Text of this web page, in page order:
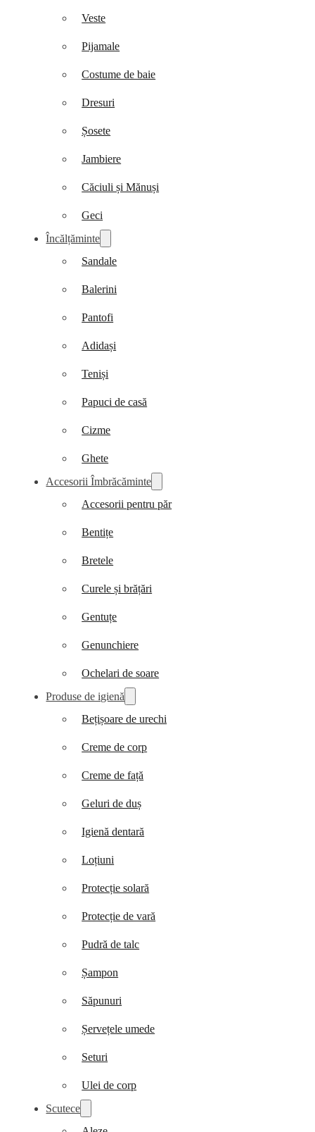
Veste
Pijamale
Costume de baie
Dresuri
Șosete
Jambiere
Căciuli și Mănuși
Geci
Încălțăminte
Sandale
Balerini
Pantofi
Adidași
Teniși
Papuci de casă
Cizme
Ghete
Accesorii Îmbrăcăminte
Accesorii pentru păr
Bentițe
Bretele
Curele și brățări
Gentuțe
Genunchiere
Ochelari de soare
Produse de igienă
Bețișoare de urechi
Creme de corp
Creme de față
Geluri de duș
Igienă dentară
Loțiuni
Protecție solară
Protecție de vară
Pudră de talc
Șampon
Săpunuri
Șervețele umede
Seturi
Ulei de corp
Scutece